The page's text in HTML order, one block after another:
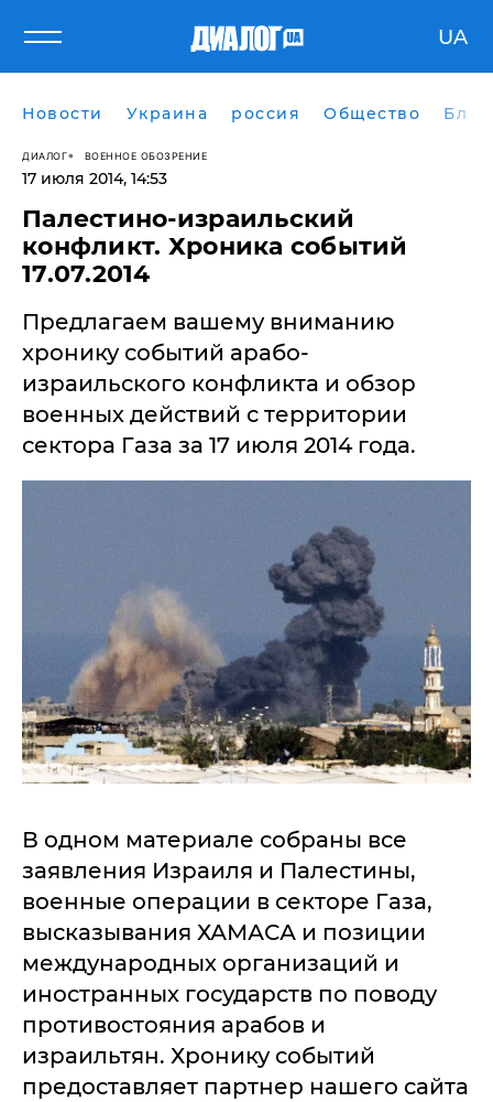
UA
Новости Украина россия Общество
ДИАЛОГ ВОЕННОЕ ОБОЗРЕНИЕ
17 июля 2014, 14:53
Палестино-израильский
конфликт. Хроника событий
17.07.2014
Предлагаем вашему вниманию
хронику событий арабо-
израильского конфликта и обзор
военных действий с территории
сектора Газа за 17 июля 2014 года.
В одном материале собраны все
заявления Израиля и Палестины,
военные операции в секторе Газа,
высказывания ХАМАСА и позиции
международных организаций и
иностранных государств по поводу
противостояния арабов и
израильтян. Хронику событий
предоставляет партнер нашего сайта